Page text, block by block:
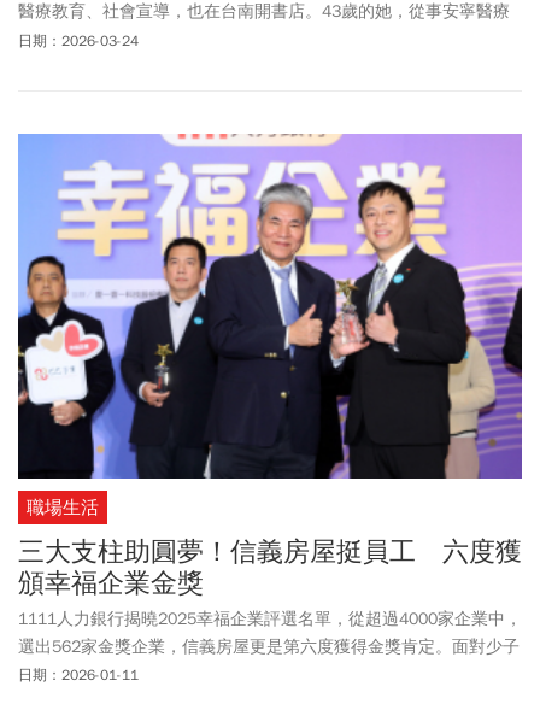
醫療教育、社會宣導，也在台南開書店。43歲的她，從事安寧醫療
已16年，陪伴近萬個病人走過人生最後一段路。在一次次告別裡，
成「想吃楊桃」的心願，爺爺連續3天開心吃楊桃，成了人生最後的
滿足，她因此獲致「楊桃先生」的稱號，也了解到醫學不止治病，
更是為了圓滿生命。
日期：2026-03-24
職場生活
三大支柱助圓夢！信義房屋挺員工 六度獲
頒幸福企業金獎
1111人力銀行揭曉2025幸福企業評選名單，從超過4000家企業中，
選出562家金獎企業，信義房屋更是第六度獲得金獎肯定。面對少子
化、缺工等挑戰，信義房屋以職涯圓夢、安家圓夢、樂活圓夢「三
日期：2026-01-11